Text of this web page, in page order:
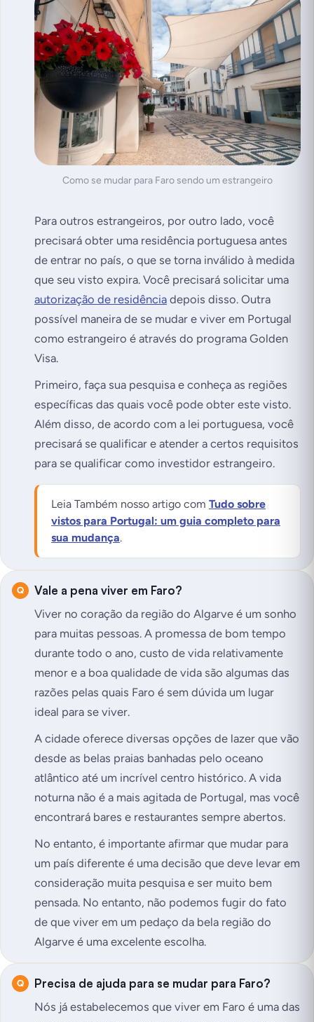
Como se mudar para Faro sendo um estrangeiro
Para outros estrangeiros, por outro lado, você
precisará obter uma residência portuguesa antes
de entrar no país, o que se torna inválido à medida
que seu visto expira. Você precisará solicitar uma
autorização de residência depois disso. Outra
possível maneira de se mudar e viver em Portugal
como estrangeiro é através do programa Golden
Visa.
Primeiro, faça sua pesquisa e conheça as regiões
específicas das quais você pode obter este visto.
Além disso, de acordo com a lei portuguesa, você
precisará se qualificar e atender a certos requisitos
para se qualificar como investidor estrangeiro.
Leia Também nosso artigo com Tudo sobre
vistos para Portugal: um guia completo para
sua mudança.
Vale a pena viver em Faro?
Viver no coração da região do Algarve é um sonho
para muitas pessoas. A promessa de bom tempo
durante todo o ano, custo de vida relativamente
menor e a boa qualidade de vida são algumas das
razões pelas quais Faro é sem dúvida um lugar
ideal para se viver.
A cidade oferece diversas opções de lazer que vão
desde as belas praias banhadas pelo oceano
atlântico até um incrível centro histórico. A vida
noturna não é a mais agitada de Portugal, mas você
encontrará bares e restaurantes sempre abertos.
No entanto, é importante afirmar que mudar para
um país diferente é uma decisão que deve levar em
consideração muita pesquisa e ser muito bem
pensada. No entanto, não podemos fugir do fato
de que viver em um pedaço da bela região do
Algarve é uma excelente escolha.
Precisa de ajuda para se mudar para Faro?
Nós já estabelecemos que viver em Faro é uma das